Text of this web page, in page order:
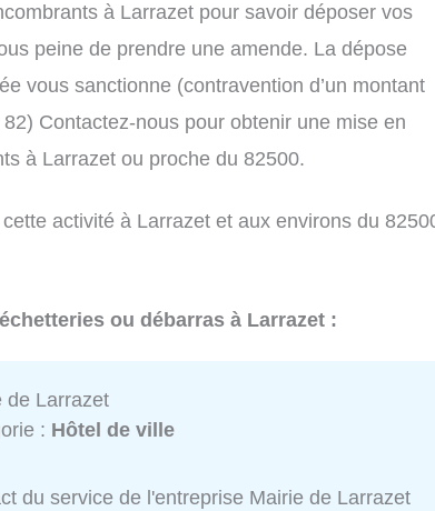
à Larrazet pour savoir déposer vos
peine de prendre une amende. La dépose
vous sanctionne (contravention d’un montant
Contactez-nous pour obtenir une mise en
à Larrazet ou proche du 82500.
activité à Larrazet et aux environs du
ou débarras à Larrazet :
de Larrazet
: Hôtel de ville
du service de l'entreprise Mairie de Larrazet